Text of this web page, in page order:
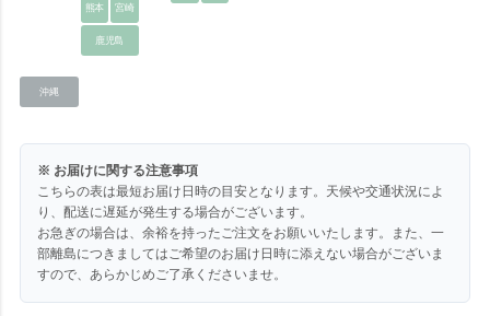
熊本 宮崎
鹿児島
沖縄
※ お届けに関する注意事項
こちらの表は最短お届け日時の目安となります。天候や交通状況によ
り、配送に遅延が発生する場合がございます。
お急ぎの場合は、余裕を持ったご注文をお願いいたします。また、一
部離島につきましてはご希望のお届け日時に添えない場合がございま
すので、あらかじめご了承くださいませ。